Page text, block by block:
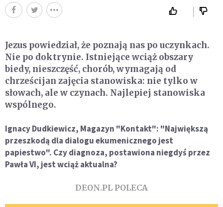
Jezus powiedział, że poznają nas po uczynkach.
Nie po doktrynie. Istniejące wciąż obszary
biedy, nieszczęść, chorób, wymagają od
chrześcijan zajęcia stanowiska: nie tylko w
słowach, ale w czynach. Najlepiej stanowiska
wspólnego.
Ignacy Dudkiewicz, Magazyn "Kontakt": "Największą
przeszkodą dla dialogu ekumenicznego jest
papiestwo". Czy diagnoza, postawiona niegdyś przez
Pawła VI, jest wciąż aktualna?
DEON.PL POLECA